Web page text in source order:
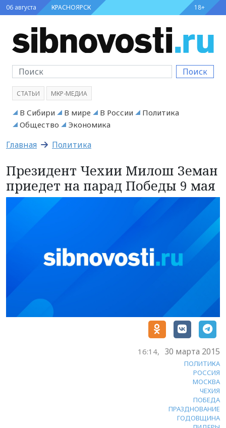
06 августа КРАСНОЯРСК 18+
Поиск
СТАТЬИ МКР-МЕДИА
В Сибири В мире В России
Политика
Общество
Экономика
Главная Политика
Президент Чехии Милош Земан
приедет на парад Победы 9 мая
16:14, 30 марта 2015
ПОЛИТИКА
РОССИЯ
МОСКВА
ЧЕХИЯ
ПОБЕДА
ПРАЗДНОВАНИЕ
ГОДОВЩИНА